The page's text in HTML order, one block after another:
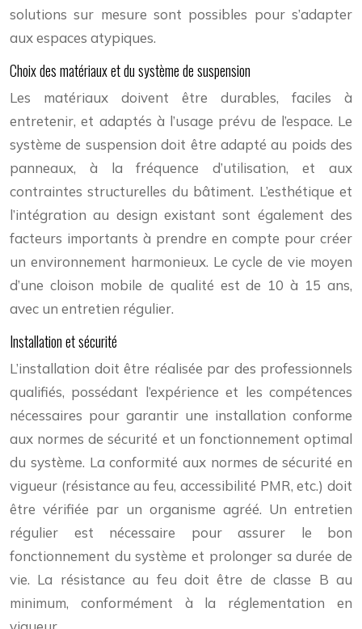
solutions sur mesure sont possibles pour s’adapter
aux espaces atypiques.
Choix des matériaux et du système de suspension
Les matériaux doivent être durables, faciles à
entretenir, et adaptés à l’usage prévu de l’espace. Le
système de suspension doit être adapté au poids des
panneaux, à la fréquence d’utilisation, et aux
contraintes structurelles du bâtiment. L’esthétique et
l’intégration au design existant sont également des
facteurs importants à prendre en compte pour créer
un environnement harmonieux. Le cycle de vie moyen
d’une cloison mobile de qualité est de 10 à 15 ans,
avec un entretien régulier.
Installation et sécurité
L’installation doit être réalisée par des professionnels
qualifiés, possédant l’expérience et les compétences
nécessaires pour garantir une installation conforme
aux normes de sécurité et un fonctionnement optimal
du système. La conformité aux normes de sécurité en
vigueur (résistance au feu, accessibilité PMR, etc.) doit
être vérifiée par un organisme agréé. Un entretien
régulier est nécessaire pour assurer le bon
fonctionnement du système et prolonger sa durée de
vie. La résistance au feu doit être de classe B au
minimum, conformément à la réglementation en